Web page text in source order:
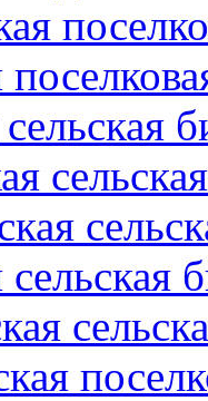
сельская
сельская